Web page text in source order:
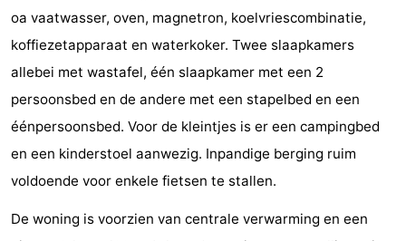
et
Lieux
Musées
-
Monuments
-
Églises
-
oa vaatwasser, oven, magnetron, koelvriescombinatie,
koffiezetapparaat en waterkoker. Twee slaapkamers
allebei met wastafel, één slaapkamer met een 2
persoonsbed en de andere met een stapelbed en een
éénpersoonsbed. Voor de kleintjes is er een campingbed
en een kinderstoel aanwezig. Inpandige berging ruim
voldoende voor enkele fietsen te stallen.
De woning is voorzien van centrale verwarming en een